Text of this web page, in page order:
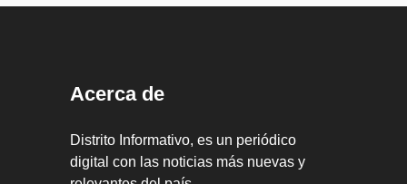
Acerca de
Distrito Informativo, es un periódico
digital con las noticias más nuevas y